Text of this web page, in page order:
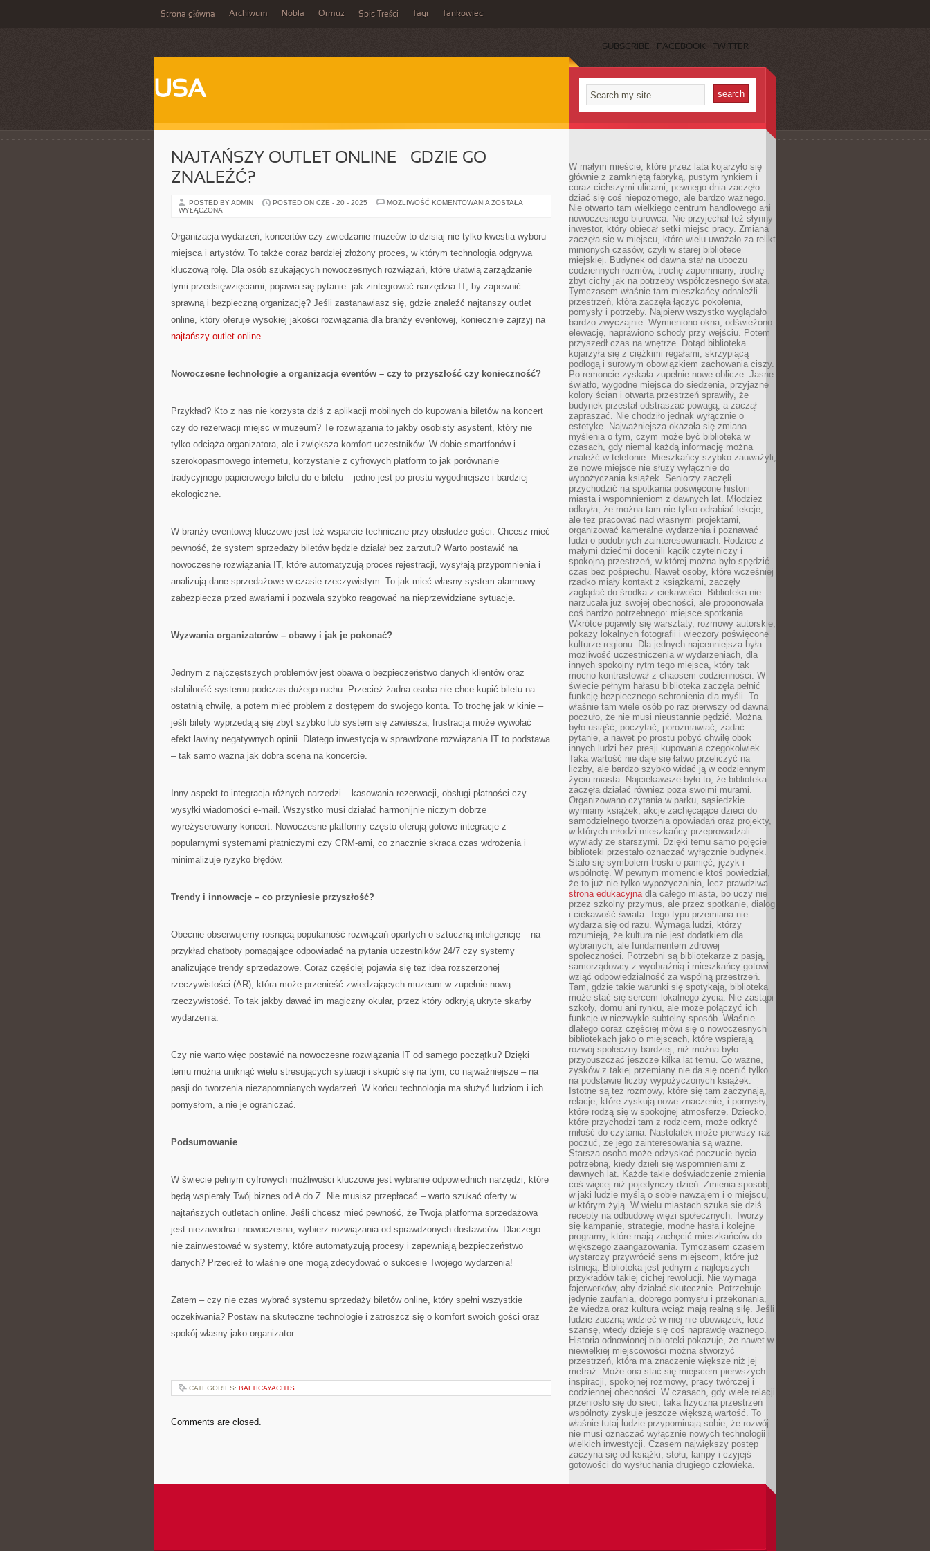
Strona główna Archiwum Nobla Ormuz Spis Treści Tagi Tankowiec
SUBSCRIBE FACEBOOK TWITTER
USA
NAJTAŃSZY OUTLET ONLINE – GDZIE GO
ZNALEŹĆ?
POSTED BY ADMIN POSTED ON CZE - 20 - 2025 MOŻLIWOŚĆ KOMENTOWANIA NAJTAŃSZY
GDZIE
GO
ZOSTAŁA
WYŁĄCZONA
Organizacja wydarzeń, koncertów czy zwiedzanie muzeów to dzisiaj nie tylko kwestia wyboru
miejsca i artystów. To także coraz bardziej złożony proces, w którym technologia odgrywa
kluczową rolę. Dla osób szukających nowoczesnych rozwiązań, które ułatwią zarządzanie
tymi przedsięwzięciami, pojawia się pytanie: jak zintegrować narzędzia IT, by zapewnić
sprawną i bezpieczną organizację? Jeśli zastanawiasz się, gdzie znaleźć najtanszy outlet
online, który oferuje wysokiej jakości rozwiązania dla branży eventowej, koniecznie zajrzyj na
najtańszy outlet online.
Nowoczesne technologie a organizacja eventów – czy to przyszłość czy konieczność?
Przykład? Kto z nas nie korzysta dziś z aplikacji mobilnych do kupowania biletów na koncert
czy do rezerwacji miejsc w muzeum? Te rozwiązania to jakby osobisty asystent, który nie
tylko odciąża organizatora, ale i zwiększa komfort uczestników. W dobie smartfonów i
szerokopasmowego internetu, korzystanie z cyfrowych platform to jak porównanie
tradycyjnego papierowego biletu do e-biletu – jedno jest po prostu wygodniejsze i bardziej
ekologiczne.
W branży eventowej kluczowe jest też wsparcie techniczne przy obsłudze gości. Chcesz mieć
pewność, że system sprzedaży biletów będzie działał bez zarzutu? Warto postawić na
nowoczesne rozwiązania IT, które automatyzują proces rejestracji, wysyłają przypomnienia i
analizują dane sprzedażowe w czasie rzeczywistym. To jak mieć własny system alarmowy –
zabezpiecza przed awariami i pozwala szybko reagować na nieprzewidziane sytuacje.
Wyzwania organizatorów – obawy i jak je pokonać?
Jednym z najczęstszych problemów jest obawa o bezpieczeństwo danych klientów oraz
stabilność systemu podczas dużego ruchu. Przecież żadna osoba nie chce kupić biletu na
ostatnią chwilę, a potem mieć problem z dostępem do swojego konta. To trochę jak w kinie –
jeśli bilety wyprzedają się zbyt szybko lub system się zawiesza, frustracja może wywołać
efekt lawiny negatywnych opinii. Dlatego inwestycja w sprawdzone rozwiązania IT to podstawa
– tak samo ważna jak dobra scena na koncercie.
Inny aspekt to integracja różnych narzędzi – kasowania rezerwacji, obsługi płatności czy
wysyłki wiadomości e-mail. Wszystko musi działać harmonijnie niczym dobrze
wyreżyserowany koncert. Nowoczesne platformy często oferują gotowe integracje z
popularnymi systemami płatniczymi czy CRM-ami, co znacznie skraca czas wdrożenia i
minimalizuje ryzyko błędów.
Trendy i innowacje – co przyniesie przyszłość?
Obecnie obserwujemy rosnącą popularność rozwiązań opartych o sztuczną inteligencję – na
przykład chatboty pomagające odpowiadać na pytania uczestników 24/7 czy systemy
analizujące trendy sprzedażowe. Coraz częściej pojawia się też idea rozszerzonej
rzeczywistości (AR), która może przenieść zwiedzających muzeum w zupełnie nową
rzeczywistość. To tak jakby dawać im magiczny okular, przez który odkryją ukryte skarby
wydarzenia.
Czy nie warto więc postawić na nowoczesne rozwiązania IT od samego początku? Dzięki
temu można uniknąć wielu stresujących sytuacji i skupić się na tym, co najważniejsze – na
pasji do tworzenia niezapomnianych wydarzeń. W końcu technologia ma służyć ludziom i ich
pomysłom, a nie je ograniczać.
Podsumowanie
W świecie pełnym cyfrowych możliwości kluczowe jest wybranie odpowiednich narzędzi, które
będą wspierały Twój biznes od A do Z. Nie musisz przepłacać – warto szukać oferty w
najtańszych outletach online. Jeśli chcesz mieć pewność, że Twoja platforma sprzedażowa
jest niezawodna i nowoczesna, wybierz rozwiązania od sprawdzonych dostawców. Dlaczego
nie zainwestować w systemy, które automatyzują procesy i zapewniają bezpieczeństwo
danych? Przecież to właśnie one mogą zdecydować o sukcesie Twojego wydarzenia!
Zatem – czy nie czas wybrać systemu sprzedaży biletów online, który spełni wszystkie
oczekiwania? Postaw na skuteczne technologie i zatroszcz się o komfort swoich gości oraz
spokój własny jako organizator.
CATEGORIES: BALTICAYACHTS
Comments are closed.
W małym mieście, które przez lata kojarzyło się
głównie z zamkniętą fabryką, pustym rynkiem i
coraz cichszymi ulicami, pewnego dnia zaczęło
dziać się coś niepozornego, ale bardzo ważnego.
Nie otwarto tam wielkiego centrum handlowego ani
nowoczesnego biurowca. Nie przyjechał też słynny
inwestor, który obiecał setki miejsc pracy. Zmiana
zaczęła się w miejscu, które wielu uważało za relikt
minionych czasów, czyli w starej bibliotece
miejskiej. Budynek od dawna stał na uboczu
codziennych rozmów, trochę zapomniany, trochę
zbyt cichy jak na potrzeby współczesnego świata.
Tymczasem właśnie tam mieszkańcy odnaleźli
przestrzeń, która zaczęła łączyć pokolenia,
pomysły i potrzeby. Najpierw wszystko wyglądało
bardzo zwyczajnie. Wymieniono okna, odświeżono
elewację, naprawiono schody przy wejściu. Potem
przyszedł czas na wnętrze. Dotąd biblioteka
kojarzyła się z ciężkimi regałami, skrzypiącą
podłogą i surowym obowiązkiem zachowania ciszy.
Po remoncie zyskała zupełnie nowe oblicze. Jasne
światło, wygodne miejsca do siedzenia, przyjazne
kolory ścian i otwarta przestrzeń sprawiły, że
budynek przestał odstraszać powagą, a zaczął
zapraszać. Nie chodziło jednak wyłącznie o
estetykę. Najważniejsza okazała się zmiana
myślenia o tym, czym może być biblioteka w
czasach, gdy niemal każdą informację można
znaleźć w telefonie. Mieszkańcy szybko zauważyli,
że nowe miejsce nie służy wyłącznie do
wypożyczania książek. Seniorzy zaczęli
przychodzić na spotkania poświęcone historii
miasta i wspomnieniom z dawnych lat. Młodzież
odkryła, że można tam nie tylko odrabiać lekcje,
ale też pracować nad własnymi projektami,
organizować kameralne wydarzenia i poznawać
ludzi o podobnych zainteresowaniach. Rodzice z
małymi dziećmi docenili kącik czytelniczy i
spokojną przestrzeń, w której można było spędzić
czas bez pośpiechu. Nawet osoby, które wcześniej
rzadko miały kontakt z książkami, zaczęły
zaglądać do środka z ciekawości. Biblioteka nie
narzucała już swojej obecności, ale proponowała
coś bardzo potrzebnego: miejsce spotkania.
Wkrótce pojawiły się warsztaty, rozmowy autorskie,
pokazy lokalnych fotografii i wieczory poświęcone
kulturze regionu. Dla jednych najcenniejsza była
możliwość uczestniczenia w wydarzeniach, dla
innych spokojny rytm tego miejsca, który tak
mocno kontrastował z chaosem codzienności. W
świecie pełnym hałasu biblioteka zaczęła pełnić
funkcję bezpiecznego schronienia dla myśli. To
właśnie tam wiele osób po raz pierwszy od dawna
poczuło, że nie musi nieustannie pędzić. Można
było usiąść, poczytać, porozmawiać, zadać
pytanie, a nawet po prostu pobyć chwilę obok
innych ludzi bez presji kupowania czegokolwiek.
Taka wartość nie daje się łatwo przeliczyć na
liczby, ale bardzo szybko widać ją w codziennym
życiu miasta. Najciekawsze było to, że biblioteka
zaczęła działać również poza swoimi murami.
Organizowano czytania w parku, sąsiedzkie
wymiany książek, akcje zachęcające dzieci do
samodzielnego tworzenia opowiadań oraz projekty,
w których młodzi mieszkańcy przeprowadzali
wywiady ze starszymi. Dzięki temu samo pojęcie
biblioteki przestało oznaczać wyłącznie budynek.
Stało się symbolem troski o pamięć, język i
wspólnotę. W pewnym momencie ktoś powiedział,
że to już nie tylko wypożyczalnia, lecz prawdziwa
strona edukacyjnadla całego miasta, bo uczy nie
przez szkolny przymus, ale przez spotkanie, dialog
i ciekawość świata. Tego typu przemiana nie
wydarza się od razu. Wymaga ludzi, którzy
rozumieją, że kultura nie jest dodatkiem dla
wybranych, ale fundamentem zdrowej
społeczności. Potrzebni są bibliotekarze z pasją,
samorządowcy z wyobraźnią i mieszkańcy gotowi
wziąć odpowiedzialność za wspólną przestrzeń.
Tam, gdzie takie warunki się spotykają, biblioteka
może stać się sercem lokalnego życia. Nie zastąpi
szkoły, domu ani rynku, ale może połączyć ich
funkcje w niezwykle subtelny sposób. Właśnie
dlatego coraz częściej mówi się o nowoczesnych
bibliotekach jako o miejscach, które wspierają
rozwój społeczny bardziej, niż można było
przypuszczać jeszcze kilka lat temu. Co ważne,
zysków z takiej przemiany nie da się ocenić tylko
na podstawie liczby wypożyczonych książek.
Istotne są też rozmowy, które się tam zaczynają,
relacje, które zyskują nowe znaczenie, i pomysły,
które rodzą się w spokojnej atmosferze. Dziecko,
które przychodzi tam z rodzicem, może odkryć
miłość do czytania. Nastolatek może pierwszy raz
poczuć, że jego zainteresowania są ważne.
Starsza osoba może odzyskać poczucie bycia
potrzebną, kiedy dzieli się wspomnieniami z
dawnych lat. Każde takie doświadczenie zmienia
coś więcej niż pojedynczy dzień. Zmienia sposób,
w jaki ludzie myślą o sobie nawzajem i o miejscu,
w którym żyją. W wielu miastach szuka się dziś
recepty na odbudowę więzi społecznych. Tworzy
się kampanie, strategie, modne hasła i kolejne
programy, które mają zachęcić mieszkańców do
większego zaangażowania. Tymczasem czasem
wystarczy przywrócić sens miejscom, które już
istnieją. Biblioteka jest jednym z najlepszych
przykładów takiej cichej rewolucji. Nie wymaga
fajerwerków, aby działać skutecznie. Potrzebuje
jedynie zaufania, dobrego pomysłu i przekonania,
że wiedza oraz kultura wciąż mają realną siłę. Jeśli
ludzie zaczną widzieć w niej nie obowiązek, lecz
szansę, wtedy dzieje się coś naprawdę ważnego.
Historia odnowionej biblioteki pokazuje, że nawet w
niewielkiej miejscowości można stworzyć
przestrzeń, która ma znaczenie większe niż jej
metraż. Może ona stać się miejscem pierwszych
inspiracji, spokojnej rozmowy, pracy twórczej i
codziennej obecności. W czasach, gdy wiele relacji
przeniosło się do sieci, taka fizyczna przestrzeń
wspólnoty zyskuje jeszcze większą wartość. To
właśnie tutaj ludzie przypominają sobie, że rozwój
nie musi oznaczać wyłącznie nowych technologii i
wielkich inwestycji. Czasem największy postęp
zaczyna się od książki, stołu, lampy i czyjejś
gotowości do wysłuchania drugiego człowieka.